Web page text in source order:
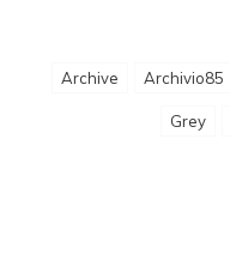
Archive Archivio85
Grey